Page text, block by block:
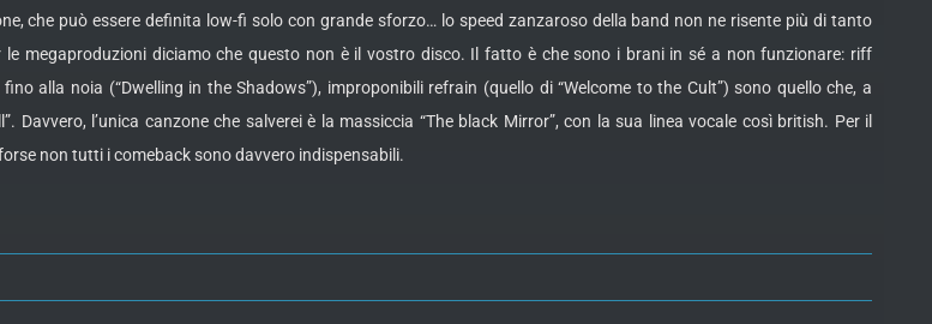
che può essere definita low-fi solo con grande sforzo… lo speed zanzaroso della band non ne risente più di tanto
megaproduzioni diciamo che questo non è il vostro disco. Il fatto è che sono i brani in sé a non funzionare: riff
alla noia (“Dwelling in the Shadows”), improponibili refrain (quello di “Welcome to the Cult”) sono quello che, a
Davvero, l’unica canzone che salverei è la massiccia “The black Mirror”, con la sua linea vocale così british. Per il
non tutti i comeback sono davvero indispensabili.